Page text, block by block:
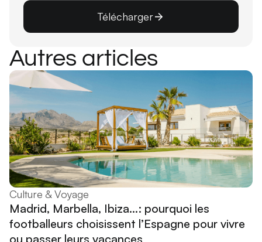
Télécharger
Autres articles
Culture & Voyage
Madrid, Marbella, Ibiza...: pourquoi les
footballeurs choisissent l’Espagne pour vivre
ou passer leurs vacances